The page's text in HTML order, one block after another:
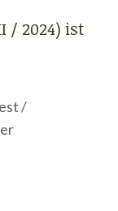
/ 2024) ist
/